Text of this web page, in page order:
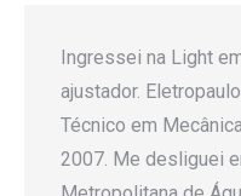
Ingressei na Light
ajustador.
Técnico em
2007. Me desliguei